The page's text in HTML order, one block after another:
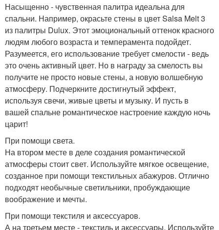
Насыщенно - чувственная палитра идеальна для
спальни. Например, окрасьте стены в цвет Salsa Melt 3
из палитры Dulux. Этот эмоциональный оттенок красного
людям любого возраста и темперамента подойдет.
Разумеется, его использование требует смелости - ведь
это очень активный цвет. Но в награду за смелость вы
получите не просто новые стены, а новую волшебную
атмосферу. Подчеркните достигнутый эффект,
используя свечи, живые цветы и музыку. И пусть в
вашей спальне романтическое настроение каждую ночь
царит!
При помощи света.
На втором месте в деле создания романтической
атмосферы стоит свет. Используйте мягкое освещение,
созданное при помощи текстильных абажуров. Отлично
подходят необычные светильники, пробуждающие
воображение и мечты.
При помощи текстиля и аксессуаров.
А на третьем месте - текстиль и аксессуары. Используйте